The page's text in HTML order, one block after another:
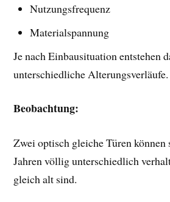
Nutzungsfrequenz
Materialspannung
Je nach Einbausituation entstehen
unterschiedliche Alterungsverläufe.
Beobachtung:
Zwei optisch gleiche Türen können
Jahren völlig unterschiedlich
gleich alt sind.